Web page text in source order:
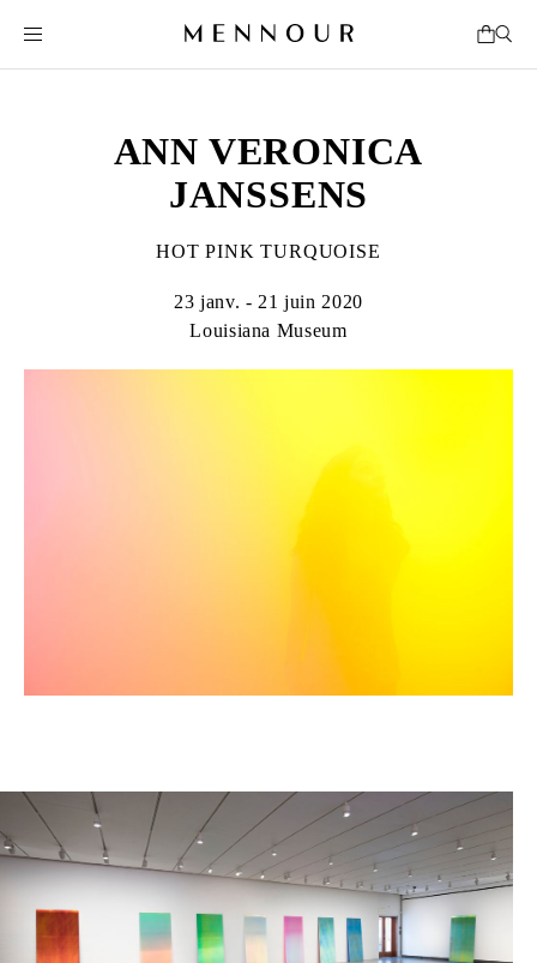
ANN VERONICA
JANSSENS
HOT PINK TURQUOISE
23 janv. - 21 juin 2020
Louisiana Museum